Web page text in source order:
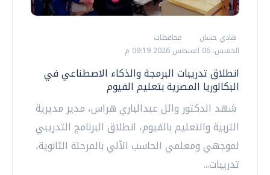
هادي حسان
محافظات
الخميس، 06 اغسطس 2026 09:19 م
انطلاق تدريبات البرمجة والذكاء الاصطناعي في
البكالوريا المصرية بتعليم الفيوم
شهد الدكتور وائل عبدالباري هراس، مدير مديرية
التربية والتعليم بالفيوم، انطلاق البرنامج التدريبي
لموجهي ومعلمي الحاسب الآلي بالمرحلة الثانوية،
تدريبات...